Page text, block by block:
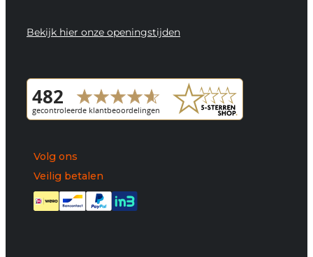
Bekijk hier onze openingstijden
Volg ons
Veilig betalen